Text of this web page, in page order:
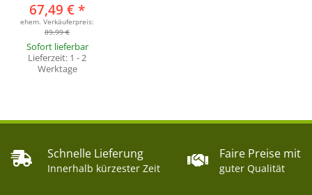
67,49 €*
ehem. Verkäuferpreis:
89,99 €
Sofort lieferbar
Lieferzeit: 1 - 2
Werktage
Schnelle Lieferung
Innerhalb kürzester Zeit
Faire Preise mit
guter Qualität